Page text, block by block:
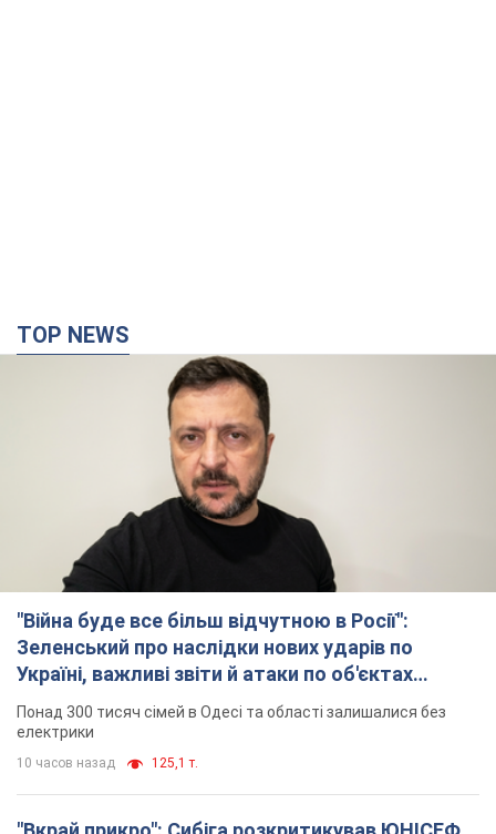
TOP NEWS
"Війна буде все більш відчутною в Росії":
Зеленський про наслідки нових ударів по
Україні, важливі звіти й атаки по об'єктах
ворога. Відео
Понад 300 тисяч сімей в Одесі та області залишалися без
електрики
10 часов назад 125,1 т.